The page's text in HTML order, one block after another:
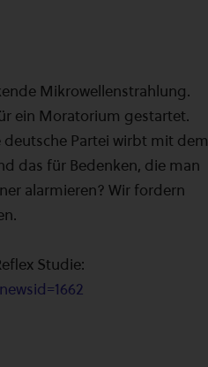
Mikrowellenstrahlung.
ein Moratorium gestartet.
deutsche Partei wirbt mit dem
das für Bedenken, die man
alarmieren? Wir fordern
Studie: